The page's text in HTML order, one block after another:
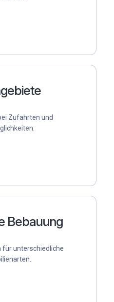
Zufahrten und
Bebauung
für unterschiedliche